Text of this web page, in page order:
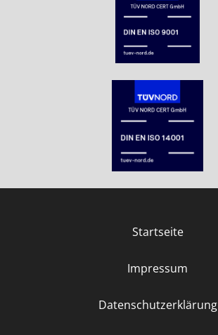
Startseite
Impressum
Datenschutzerklärung